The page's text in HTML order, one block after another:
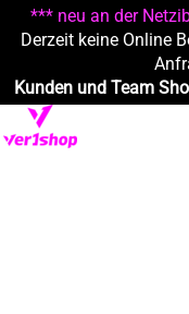
*** neu an der
Derzeit keine Online
Kunden und Team